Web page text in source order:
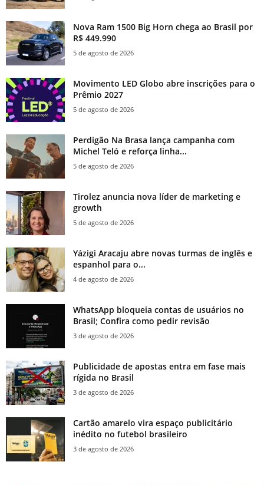
Nova Ram 1500 Big Horn chega ao Brasil por
R$ 449.990
5 de agosto de 2026
Movimento LED Globo abre inscrições para o
Prêmio 2027
5 de agosto de 2026
Perdigão Na Brasa lança campanha com
Michel Teló e reforça linha...
5 de agosto de 2026
Tirolez anuncia nova líder de marketing e
growth
5 de agosto de 2026
Yázigi Aracaju abre novas turmas de inglês e
espanhol para o...
4 de agosto de 2026
WhatsApp bloqueia contas de usuários no
Brasil; Confira como pedir revisão
3 de agosto de 2026
Publicidade de apostas entra em fase mais
rígida no Brasil
3 de agosto de 2026
Cartão amarelo vira espaço publicitário
inédito no futebol brasileiro
3 de agosto de 2026